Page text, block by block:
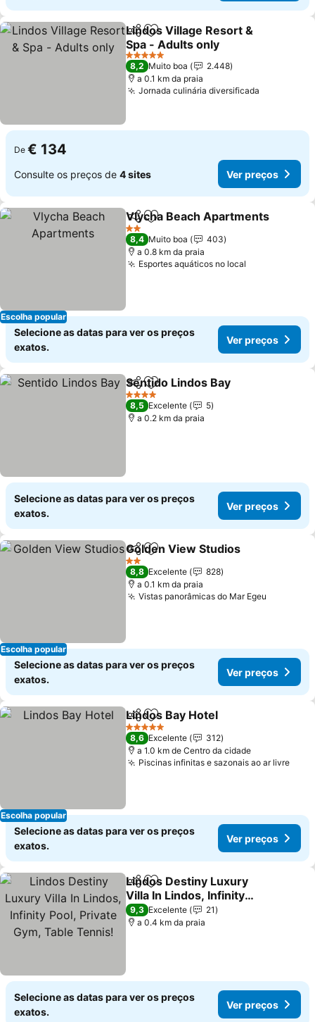
PartilharAdicionar aos favoritos
Lindos Village Resort &
Spa - Adults only
Ver preços
5 Estrelas
8,2 Muito boa
2.448
a 0.1 km da praia
Jornada culinária diversificada
De € 134
Consulte os preços de 4 sites Ver preços
Escolha popular
PartilharAdicionar aos favoritos
Vlycha Beach Apartments
2 Estrelas
8,4 Muito boa
403
a 0.8 km da praia
Esportes aquáticos no local
Selecione as datas para ver os preços
exatos.
Ver preços
PartilharAdicionar aos favoritos
Sentido Lindos Bay
4 Estrelas
8,5 Excelente
5
a 0.2 km da praia
Selecione as datas para ver os preços
exatos.
Ver preços
Escolha popular
PartilharAdicionar aos favoritos
Golden View Studios
2 Estrelas
8,8 Excelente
828
a 0.1 km da praia
Vistas panorâmicas do Mar Egeu
Selecione as datas para ver os preços
exatos.
Ver preços
Escolha popular
PartilharAdicionar aos favoritos
Lindos Bay Hotel
5 Estrelas
8,6 Excelente
312
a 1.0 km de Centro da cidade
Piscinas infinitas e sazonais ao ar livreVer
Selecione as datas para ver os preços
exatos.
Ver preços
PartilharAdicionar aos favoritos
Lindos Destiny Luxury
Villa In Lindos, Infinity
Pool, Private Gym, Table
Tennis!
Ver preços
9,3 Excelente
21
a 0.4 km da praia
Selecione as datas para ver os preços
exatos.
Ver preços